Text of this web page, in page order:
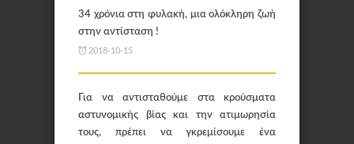
34 χρόνια στη φυλακή, μια ολόκληρη ζωή
στην αντίσταση !
2018-10-15
Για να αντισταθούμε στα κρούσματα
αστυνομικής βίας και την ατιμωρησία
τους, πρέπει να γκρεμίσουμε ένα